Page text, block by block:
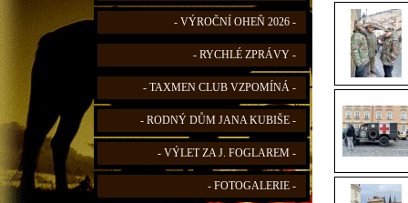
- VÝROČNÍ OHEŇ 2026 -
- RYCHLÉ ZPRÁVY -
- TAXMEN CLUB VZPOMÍNÁ -
- RODNÝ DŮM JANA KUBIŠE -
- VÝLET ZA J. FOGLAREM -
- FOTOGALERIE -